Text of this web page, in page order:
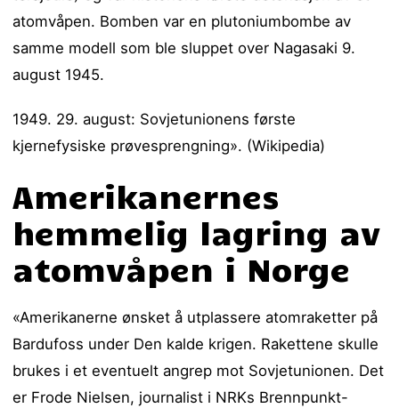
atomvåpen. Bomben var en plutoniumbombe av
samme modell som ble sluppet over Nagasaki 9.
august 1945.
1949. 29. august: Sovjetunionens første
kjernefysiske prøvesprengning». (Wikipedia)
Amerikanernes
hemmelig lagring av
atomvåpen i Norge
«Amerikanerne ønsket å utplassere atomraketter på
Bardufoss under Den kalde krigen. Rakettene skulle
brukes i et eventuelt angrep mot Sovjetunionen. Det
er Frode Nielsen, journalist i NRKs Brennpunkt-